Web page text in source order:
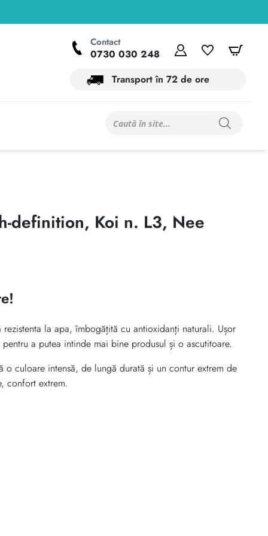
Contact
0730 030 248
Contul meuWishlist
Transport în 72 de ore
Products
definition, Koi n. L3, Nee
la apa, îmbogățită cu antioxidanți naturali. Ușor
a putea intinde mai bine produsul și o ascutitoare.
o culoare intensă, de lungă durată și un contur extrem de
confort extrem.